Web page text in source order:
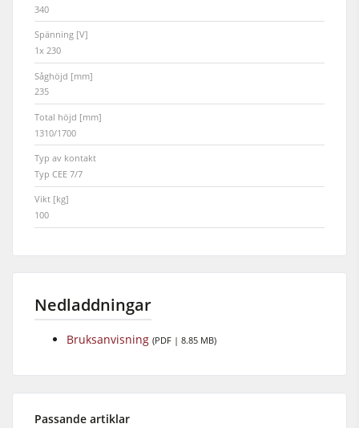
340
Spänning [V]
1x 230
Såghöjd [mm]
235
Total höjd [mm]
1310/1700
Typ av kontakt
Typ CEE 7/7
Vikt [kg]
100
Nedladdningar
Bruksanvisning(PDF | 8.85 MB)
Passande artiklar